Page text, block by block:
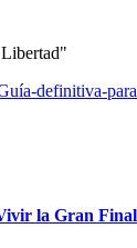
Libertad"
la Gran